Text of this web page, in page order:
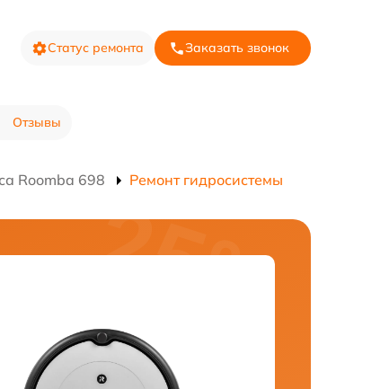
Статус ремонта Заказать звонок
Отзывы
Roomba 698 Ремонт гидросистемы